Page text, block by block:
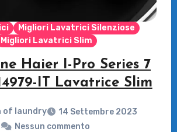
Migliori Lavatrici Silenziose
Migliori Lavatrici Slim
Haier I-Pro Series 7
IT Lavatrice Slim
of laundry
14 Settembre 2023
Nessun commento